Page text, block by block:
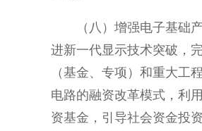
（八）增强电子基础
进新一代显示技术突破，
（基金、专项）和重大工
电路的融资改革模式，利
资基金，引导社会资金投